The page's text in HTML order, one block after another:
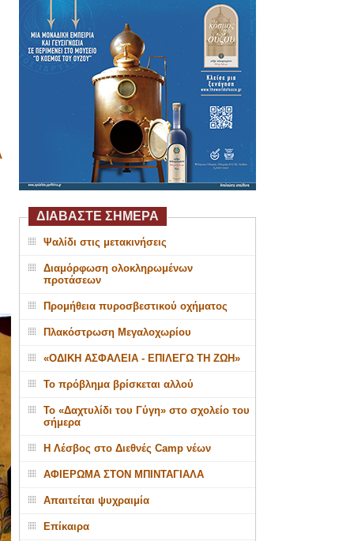
ΔΙΑΒΑΣΤΕ ΣΗΜΕΡΑ
Ψαλίδι στις μετακινήσεις
Διαμόρφωση ολοκληρωμένων
προτάσεων
Προμήθεια πυροσβεστικού οχήματος
Πλακόστρωση Μεγαλοχωρίου
«ΟΔΙΚΗ ΑΣΦΑΛΕΙΑ - ΕΠΙΛΕΓΩ ΤΗ ΖΩΗ»
Το πρόβλημα βρίσκεται αλλού
Το «Δαχτυλίδι του Γύγη» στο σχολείο του
σήμερα
Η Λέσβος στο Διεθνές Camp νέων
ΑΦΙΕΡΩΜΑ ΣΤΟΝ ΜΠΙΝΤΑΓΙΑΛΑ
Απαιτείται ψυχραιμία
Επίκαιρα